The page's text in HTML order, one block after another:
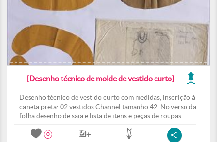
[Desenho técnico de molde de vestido curto]
Desenho técnico de vestido curto com medidas, inscrição à
caneta preta: 02 vestidos Channel tamanho 42. No verso da
folha desenho de saia e lista de itens e peças de roupas.
0